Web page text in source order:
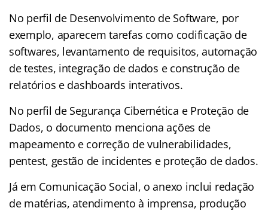
No perfil de Desenvolvimento de Software, por
exemplo, aparecem tarefas como codificação de
softwares, levantamento de requisitos, automação
de testes, integração de dados e construção de
relatórios e dashboards interativos.
No perfil de Segurança Cibernética e Proteção de
Dados, o documento menciona ações de
mapeamento e correção de vulnerabilidades,
pentest, gestão de incidentes e proteção de dados.
Já em Comunicação Social, o anexo inclui redação
de matérias, atendimento à imprensa, produção